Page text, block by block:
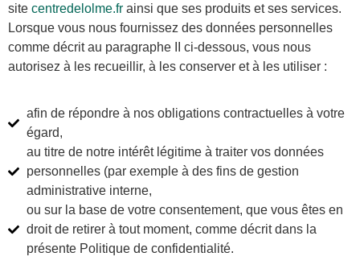
site centredelolme.fr ainsi que ses produits et ses services.
Lorsque vous nous fournissez des données personnelles
comme décrit au paragraphe II ci-dessous, vous nous
autorisez à les recueillir, à les conserver et à les utiliser :
afin de répondre à nos obligations contractuelles à votre
égard,
au titre de notre intérêt légitime à traiter vos données
personnelles (par exemple à des fins de gestion
administrative interne,
ou sur la base de votre consentement, que vous êtes en
droit de retirer à tout moment, comme décrit dans la
présente Politique de confidentialité.